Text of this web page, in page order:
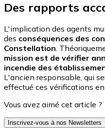
Des rapports
L'implication des agents
des conséquences des
Constellation.
mission est de vérifier
incendie des
L'ancien responsable, qui
effectué ces vérifications
Vous avez aimé cet article ?
Inscrivez-vous à nos Newsletters